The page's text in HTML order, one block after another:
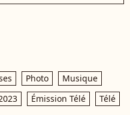
Photo
Musique
Émission Télé
Télé